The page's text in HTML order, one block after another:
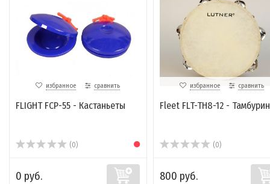
избранное сравнить
FLIGHT FCP-55 - Кастаньеты
(0)
0 руб.
избранное сравнить
Fleet FLT-TH8-12 - Тамбурин
(0)
800 руб.